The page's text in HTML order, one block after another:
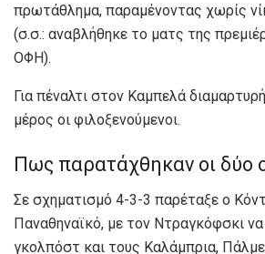
πρωτάθλημα, παραμένοντας χωρίς
(σ.σ.: αναβλήθηκε το ματς της
ΟΦΗ).
Για πέναλτι στον Καμπελά
μέρος οι φιλοξενούμενοι.
Πως παρατάχθηκαν οι δύο
Σε σχηματισμό 4-3-3 παρέταξε ο
Παναθηναϊκό, με τον Ντραγκόφσκι
γκολπόστ και τους Καλάμπρια,